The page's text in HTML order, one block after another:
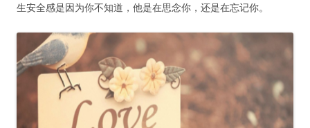
生安全感是因为你不知道，他是在思念你，还是在忘记你。